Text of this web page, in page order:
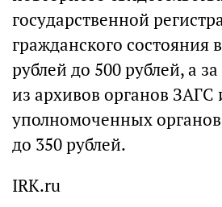
государственной
гражданского состояния
рублей до 500 рублей, а
из архивов органов
уполномоченных
до 350 рублей.
IRK.ru